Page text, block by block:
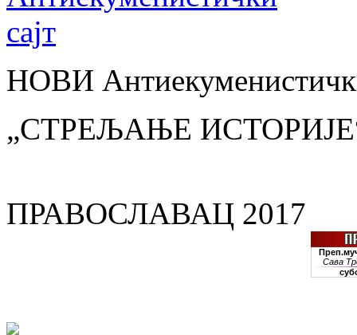
НОВИ
„СТРЕЉАЊЕ
ПРАВОСЛАВАЦ 2017